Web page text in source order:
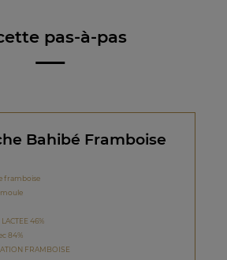
pas-à-pas
Bahibé Framboise
framboise
46%
84%
FRAMBOISE